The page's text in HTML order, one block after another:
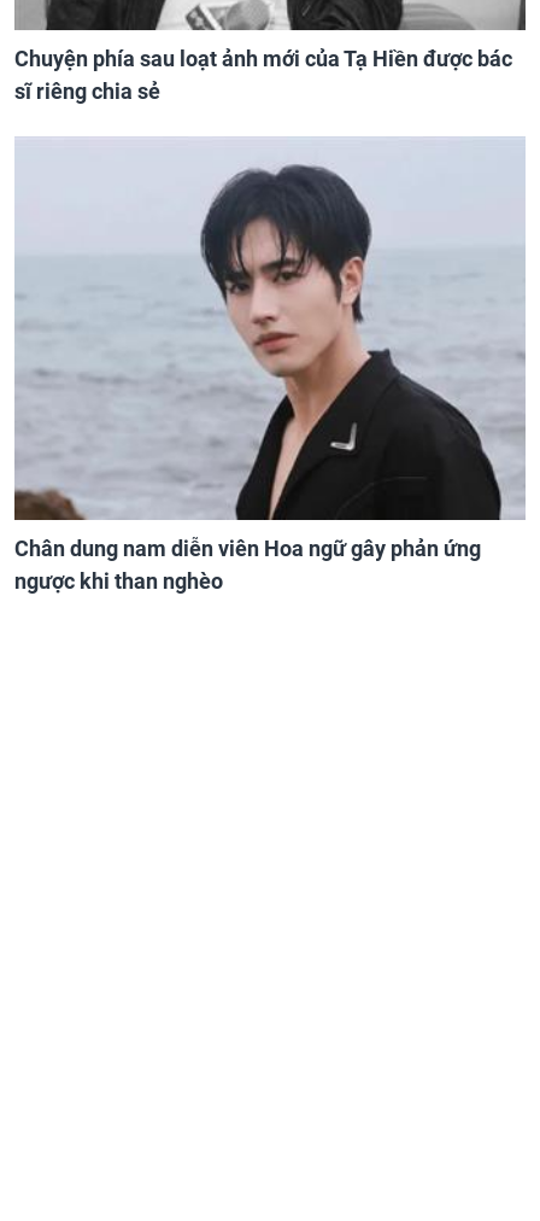
Chuyện phía sau loạt ảnh mới của Tạ Hiền được bác
sĩ riêng chia sẻ
Chân dung nam diễn viên Hoa ngữ gây phản ứng
ngược khi than nghèo